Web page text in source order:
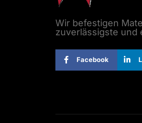
Wir befestigen
zuverlässigste und
Facebook